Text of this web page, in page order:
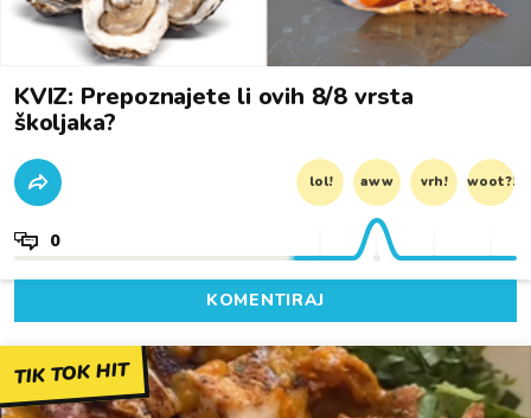
KVIZ: Prepoznajete li ovih 8/8 vrsta
školjaka?
lol! aww vrh! woot?!
0
KOMENTIRAJ
TIK TOK HIT